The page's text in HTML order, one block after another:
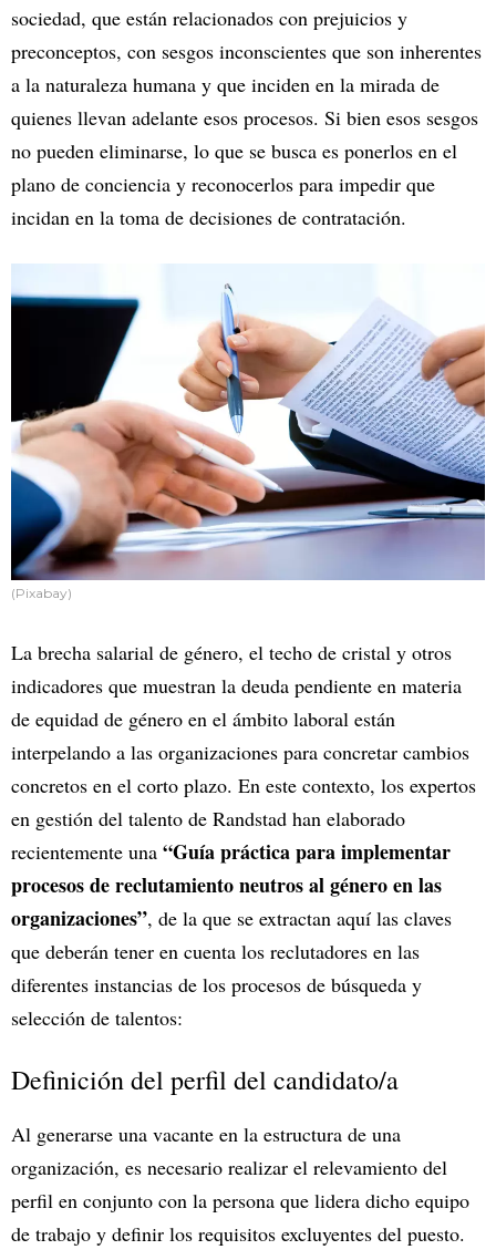
sociedad, que están relacionados con prejuicios y
preconceptos, con sesgos inconscientes que son inherentes
a la naturaleza humana y que inciden en la mirada de
quienes llevan adelante esos procesos. Si bien esos sesgos
no pueden eliminarse, lo que se busca es ponerlos en el
plano de conciencia y reconocerlos para impedir que
incidan en la toma de decisiones de contratación.
(Pixabay)
La brecha salarial de género, el techo de cristal y otros
indicadores que muestran la deuda pendiente en materia
de equidad de género en el ámbito laboral están
interpelando a las organizaciones para concretar cambios
concretos en el corto plazo. En este contexto, los expertos
en gestión del talento de Randstad han elaborado
recientemente una “Guía práctica para implementar
procesos de reclutamiento neutros al género en las
organizaciones”, de la que se extractan aquí las claves
que deberán tener en cuenta los reclutadores en las
diferentes instancias de los procesos de búsqueda y
selección de talentos:
Definición del perfil del candidato/a
Al generarse una vacante en la estructura de una
organización, es necesario realizar el relevamiento del
perfil en conjunto con la persona que lidera dicho equipo
de trabajo y definir los requisitos excluyentes del puesto.